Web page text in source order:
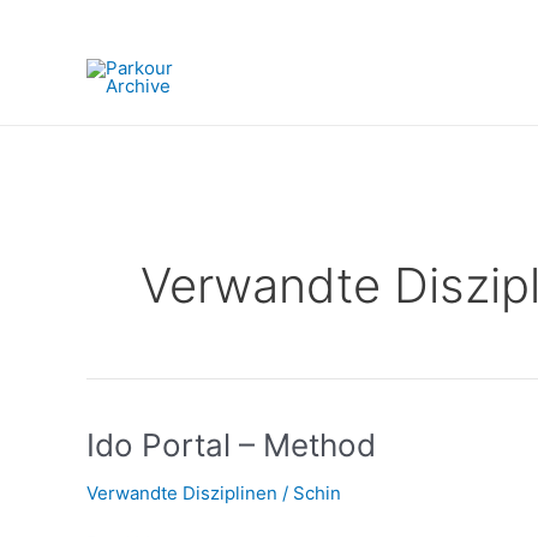
Verwandte
Ido Portal – Method
Verwandte Disziplinen / Schin
Ido
–